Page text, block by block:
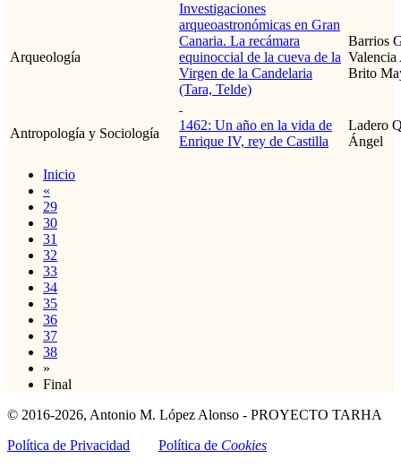
Arqueología
Investigaciones
arqueoastronómicas en Gran
Canaria. La recámara
equinoccial de la cueva de la
Virgen de la Candelaria
(Tara, Telde)
Barrios
Valencia
Brito
Antropología y Sociología
1462: Un año en la vida de
Enrique IV, rey de Castilla
Ladero
Ángel
Inicio
«
29
30
31
32
33
34
35
36
37
38
»
Final
© 2016-2026, Antonio M. López Alonso - PROYECTO TARHA
Política de Privacidad
Política de Cookies